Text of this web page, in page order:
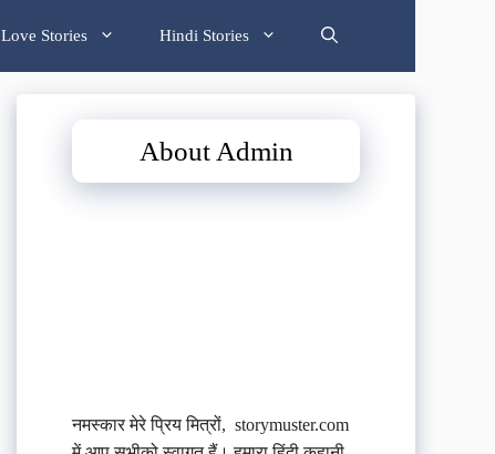
Love Stories Hindi Stories
About Admin
नमस्कार मेरे प्रिय मित्रों, storymuster.com